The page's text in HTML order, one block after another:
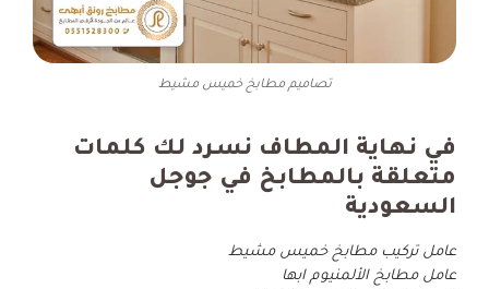
تصاميم مطابخ خميس مشيط
في نهاية المطاف نسرد لك كلمات
متعلقة بالمطابخ في جوجل
السعودية
عامل تركيب مطابخ خميس مشيط
عامل مطابخ الألمنيوم ابها